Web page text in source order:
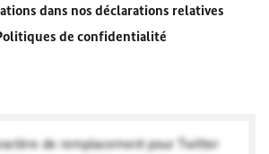
dans nos déclarations relatives
de confidentialité
de remplacement pour Twitter